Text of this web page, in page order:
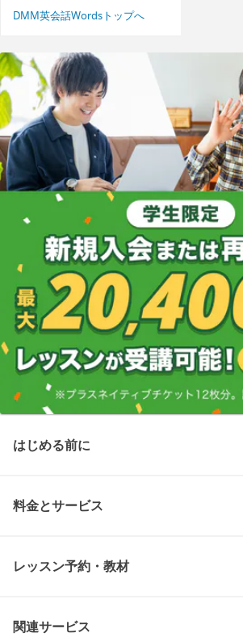
DMM英会話Wordsトップへ
はじめる前に
料金とサービス
レッスン予約・教材
関連サービス